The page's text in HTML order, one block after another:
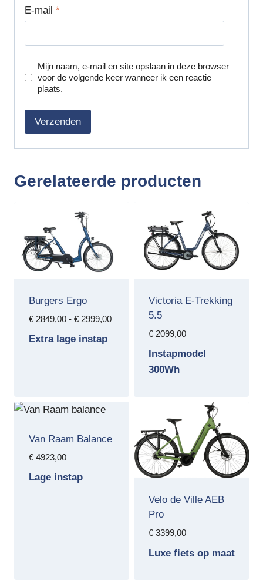
E-mail *
Mijn naam, e-mail en site opslaan in deze browser
voor de volgende keer wanneer ik een reactie
plaats.
Gerelateerde producten
Burgers Ergo
€2849,00 - €2999,00Prijsklasse:
Extra lage instap
Victoria E-Trekking
5.5
€2099,00
Instapmodel
300Wh
Van Raam Balance
€4923,00
Lage instap
Velo de Ville AEB
Pro
€3399,00
Luxe fiets op maat